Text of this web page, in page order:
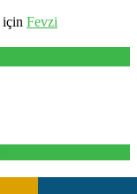
için Fevzi